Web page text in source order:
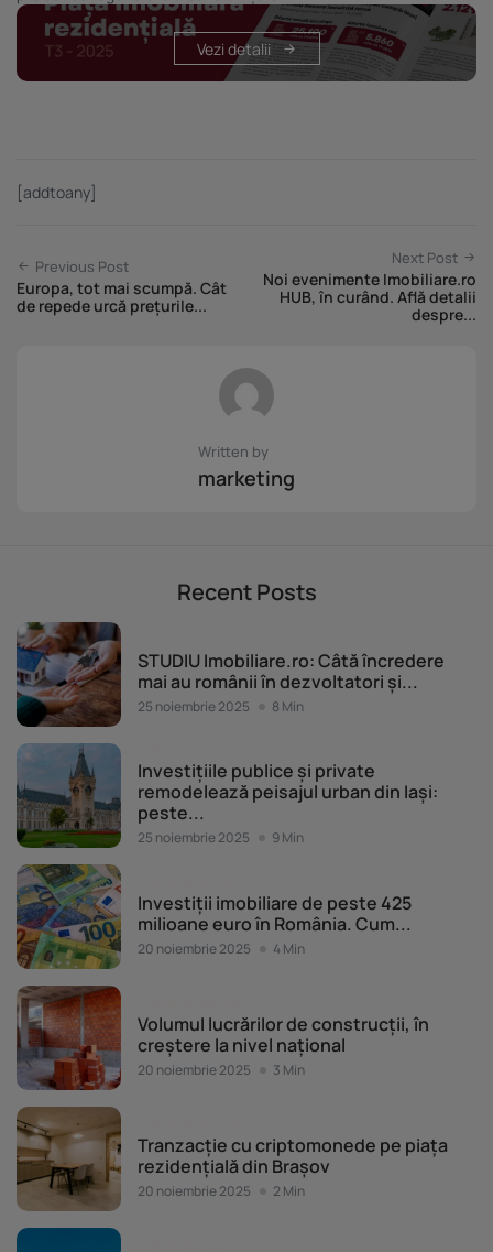
Vezi detalii
[addtoany]
Previous Post
Europa, tot mai scumpă. Cât
de repede urcă prețurile...
Next Post
Noi evenimente Imobiliare.ro
HUB, în curând. Află detalii
despre...
Written by
marketing
Recent Posts
STUDIU Imobiliare.ro: Câtă încredere
mai au românii în dezvoltatori și...
25 noiembrie 2025 8 Min
Investițiile publice și private
remodelează peisajul urban din Iași:
peste...
25 noiembrie 2025 9 Min
Investiții imobiliare de peste 425
milioane euro în România. Cum...
20 noiembrie 2025 4 Min
Volumul lucrărilor de construcții, în
creștere la nivel național
20 noiembrie 2025 3 Min
Tranzacție cu criptomonede pe piața
rezidențială din Brașov
20 noiembrie 2025 2 Min